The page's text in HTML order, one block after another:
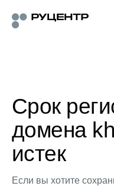
Срок
домена
истек
Если вы хотите